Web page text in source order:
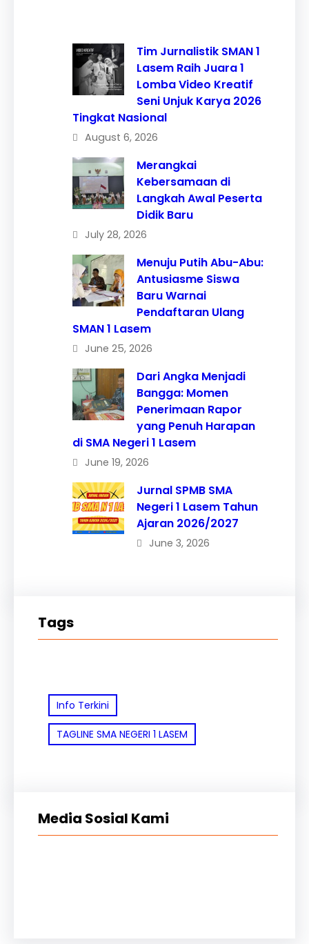
Tim Jurnalistik SMAN 1
Lasem Raih Juara 1
Lomba Video Kreatif
Seni Unjuk Karya 2026
Tingkat Nasional
August 6, 2026
Merangkai
Kebersamaan di
Langkah Awal Peserta
Didik Baru
July 28, 2026
Menuju Putih Abu-Abu:
Antusiasme Siswa
Baru Warnai
Pendaftaran Ulang
SMAN 1 Lasem
June 25, 2026
Dari Angka Menjadi
Bangga: Momen
Penerimaan Rapor
yang Penuh Harapan
di SMA Negeri 1 Lasem
June 19, 2026
Jurnal SPMB SMA
Negeri 1 Lasem Tahun
Ajaran 2026/2027
June 3, 2026
Tags
Info Terkini
TAGLINE SMA NEGERI 1 LASEM
Media Sosial Kami